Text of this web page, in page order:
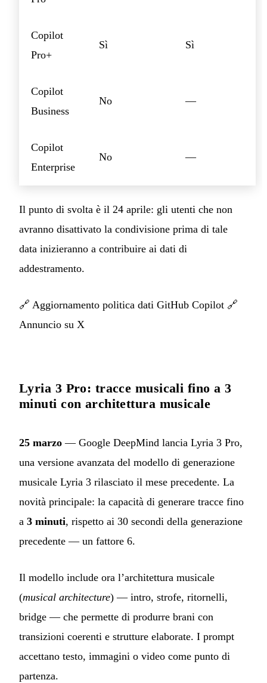
Copilot
Pro+
Sì Sì
Copilot
Business
No —
Copilot
Enterprise
No —
Il punto di svolta è il 24 aprile: gli utenti che non
avranno disattivato la condivisione prima di tale
data inizieranno a contribuire ai dati di
addestramento.
🔗 Aggiornamento politica dati GitHub Copilot 🔗
Annuncio su X
Lyria 3 Pro: tracce musicali fino a 3
minuti con architettura musicale
25 marzo — Google DeepMind lancia Lyria 3 Pro,
una versione avanzata del modello di generazione
musicale Lyria 3 rilasciato il mese precedente. La
novità principale: la capacità di generare tracce fino
a 3 minuti, rispetto ai 30 secondi della generazione
precedente — un fattore 6.
Il modello include ora l’architettura musicale
(musical architecture) — intro, strofe, ritornelli,
bridge — che permette di produrre brani con
transizioni coerenti e strutture elaborate. I prompt
accettano testo, immagini o video come punto di
partenza.